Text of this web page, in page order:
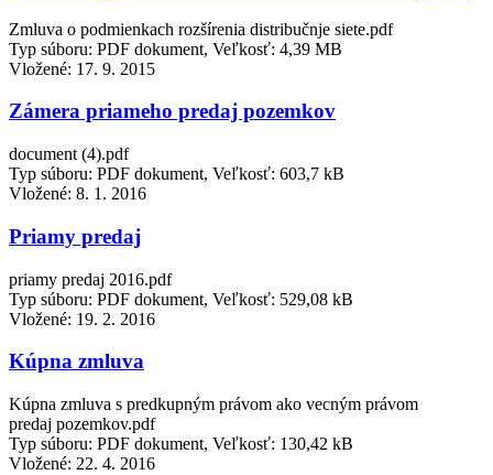
Zmluva o podmienkach rozšírenia distribučnje siete.pdf
Typ súboru: PDF dokument, Veľkosť: 4,39 MB
Vložené: 17. 9. 2015
Zámera priameho predaj pozemkov
document (4).pdf
Typ súboru: PDF dokument, Veľkosť: 603,7 kB
Vložené: 8. 1. 2016
Priamy predaj
priamy predaj 2016.pdf
Typ súboru: PDF dokument, Veľkosť: 529,08 kB
Vložené: 19. 2. 2016
Kúpna zmluva
Kúpna zmluva s predkupným právom ako vecným právom
predaj pozemkov.pdf
Typ súboru: PDF dokument, Veľkosť: 130,42 kB
Vložené: 22. 4. 2016